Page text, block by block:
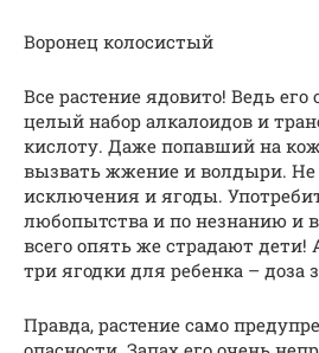
Воронец колосистый
Все растение ядовито! Ведь его
целый набор алкалоидов и
кислоту. Даже попавший на
вызвать жжение и волдыри. Не
исключения и ягоды.
любопытства и по незнанию и
всего опять же страдают дети!
три ягодки для ребенка – доза
Правда, растение само